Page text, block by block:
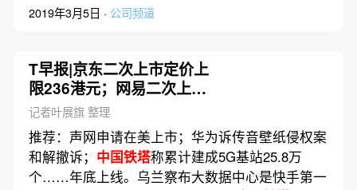
2019年3月5日 · 公司频道
T早报|京东二次上市定价上
限236港元；网易二次上市
定价123港元；腾讯450亿元
建人工智能超算中心
记者叶展旗 整理
推荐：声网申请在美上市；华为诉传音壁纸侵权案
和解撤诉； 中国铁塔称累计建成5G基站25.8万
个……年底上线。乌兰察布大数据中心是快手第一